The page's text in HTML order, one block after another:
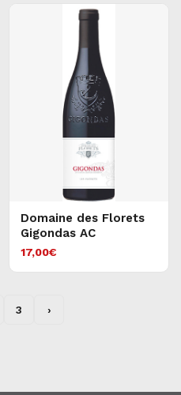
Domaine des Florets
Gigondas AC
17,00€
3 ›